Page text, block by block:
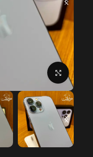
Click to enlarge